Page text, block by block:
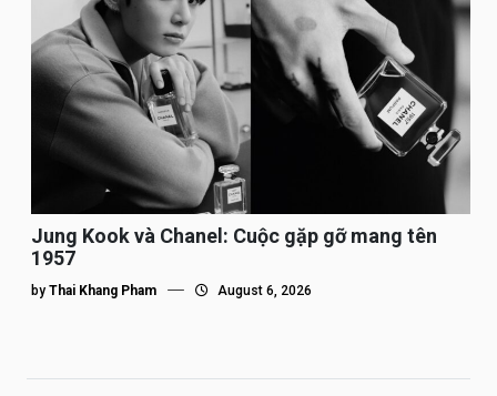
Jung Kook và Chanel: Cuộc gặp gỡ mang tên
1957
by Thai Khang Pham August 6, 2026